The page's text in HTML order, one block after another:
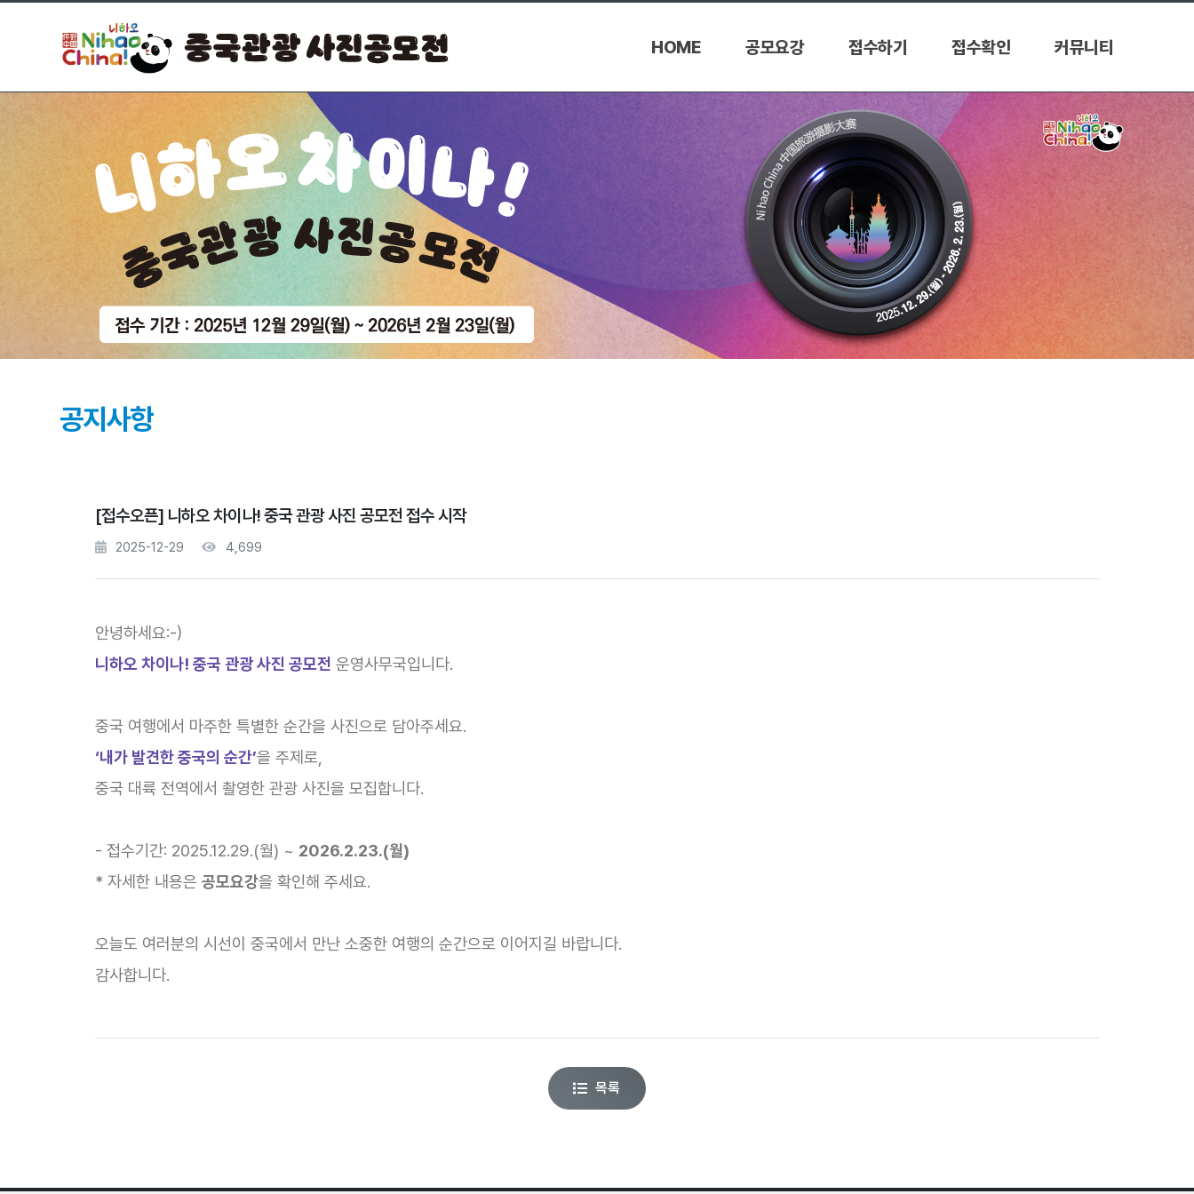
HOME 공모요강 접수하기 접수확인 커뮤니티
공지사항
[접수오픈] 니하오 차이나! 중국 관광 사진 공모전 접수 시작
2025-12-29 4,699
안녕하세요:-)
니하오 차이나! 중국 관광 사진 공모전 운영사무국입니다.
중국 여행에서 마주한 특별한 순간을 사진으로 담아주세요.
‘내가 발견한 중국의 순간’을 주제로,
중국 대륙 전역에서 촬영한 관광 사진을 모집합니다.
- 접수기간: 2025.12.29.(월) ~ 2026.2.23.(월)
* 자세한 내용은 공모요강을 확인해 주세요.
오늘도 여러분의 시선이 중국에서 만난 소중한 여행의 순간으로 이어지길 바랍니다.
감사합니다.
목록